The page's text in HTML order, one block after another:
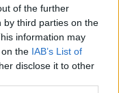
of the further
by third parties on the
information may
the IAB’s List of
disclose it to other